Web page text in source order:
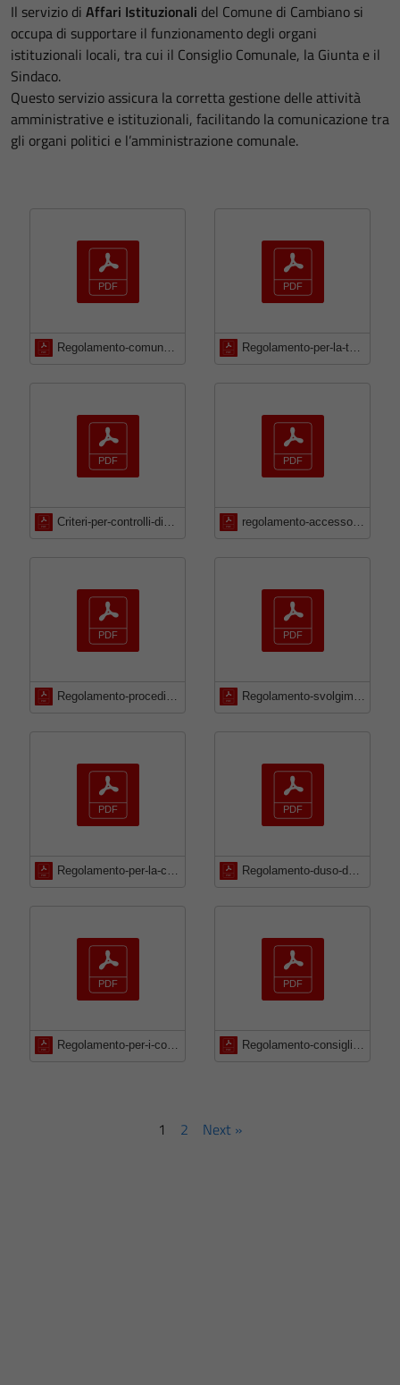
Il servizio di Affari Istituzionali del Comune di Cambiano si
occupa di supportare il funzionamento degli organi
istituzionali locali, tra cui il Consiglio Comunale, la Giunta e il
Sindaco.
Questo servizio assicura la corretta gestione delle attività
amministrative e istituzionali, facilitando la comunicazione tra
gli organi politici e l’amministrazione comunale.​
1 2 Next »